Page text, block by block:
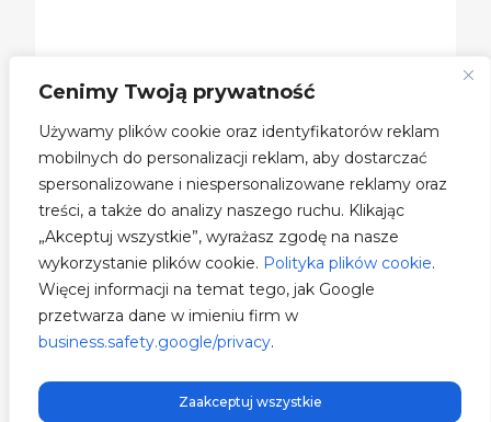
Cenimy Twoją prywatność
Używamy plików cookie oraz identyfikatorów reklam
mobilnych do personalizacji reklam, aby dostarczać
spersonalizowane i niespersonalizowane reklamy oraz
treści, a także do analizy naszego ruchu. Klikając
„Akceptuj wszystkie”, wyrażasz zgodę na nasze
wykorzystanie plików cookie. Polityka plików cookie.
Więcej informacji na temat tego, jak Google
przetwarza dane w imieniu firm w
business.safety.google/privacy.
Zaakceptuj wszystkie